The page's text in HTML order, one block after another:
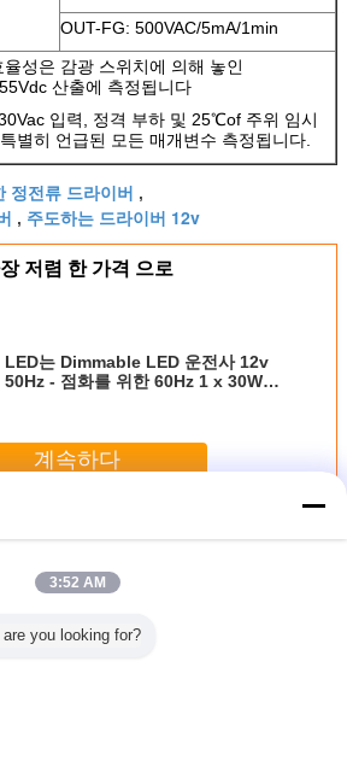
OUT-FG: 500VAC/5mA/1min
율성은 감광 스위치에 의해 놓인
산출에 측정됩니다
입력, 정격 부하 및 25℃of 주위 임시
별히 언급된 모든 매개변수 측정됩니다.
정전류 드라이버 ,
, 주도하는 드라이버 12v
저렴 한 가격 으로
LED는 Dimmable LED 운전사 12v
50Hz - 점화를 위한 60Hz 1 x 30W를
계속하다
3:52 AM
you looking for?